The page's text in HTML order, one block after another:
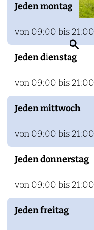
S
h
Jeden montag
von 09:00 bis 21:00
Jeden dienstag
von 09:00 bis 21:00
Jeden mittwoch
von 09:00 bis 21:00
Jeden donnerstag
von 09:00 bis 21:00
Jeden freitag